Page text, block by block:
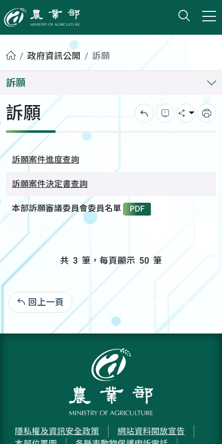
農業部
打開
小版
首頁政府資訊公開 訴願
訴願
訴願 回上一頁錯誤回報
分享 列
訴願案件進度查詢
訴願案件決定書查詢
本部訴願審議委員會委員名單 PDF
共 3 筆，每頁顯示 50 筆
回上一頁 自112.07.28:17,070
隱私權及資訊安全政策
網站資料開放宣告